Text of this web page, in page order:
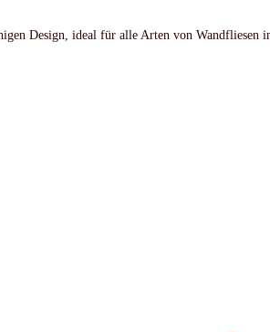
Design, ideal für alle Arten von Wandfliesen